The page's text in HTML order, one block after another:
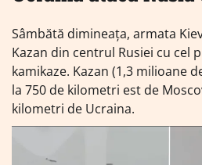
Sâmbătă dimineața, armata
Kazan din centrul Rusiei cu cel
kamikaze. Kazan (1,3 milioane
la 750 de kilometri est de
kilometri de Ucraina.